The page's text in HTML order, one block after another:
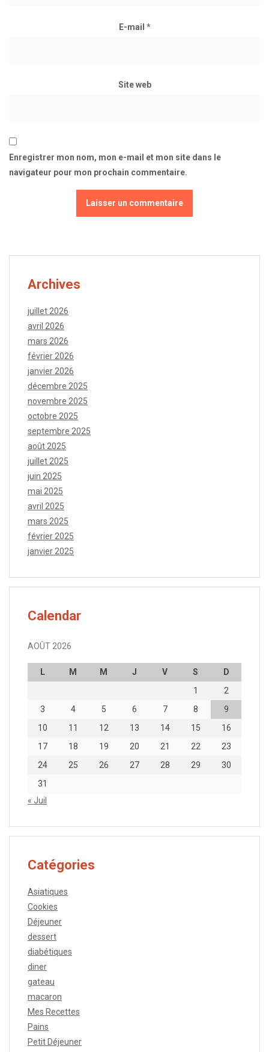
E-mail *
Site web
Enregistrer mon nom, mon e-mail et mon site dans le
navigateur pour mon prochain commentaire.
Archives
juillet 2026
avril 2026
mars 2026
février 2026
janvier 2026
décembre 2025
novembre 2025
octobre 2025
septembre 2025
août 2025
juillet 2025
juin 2025
mai 2025
avril 2025
mars 2025
février 2025
janvier 2025
Calendar
AOÛT 2026
L M M J V S
D
1
2
3
4 5 6 7 8
9
10
11 12 13 14 15
16
17
18 19 20 21 22
23
24
25 26 27 28 29
30
31
« Juil
Catégories
Asiatiques
Cookies
Déjeuner
dessert
diabétiques
diner
gateau
macaron
Mes Recettes
Pains
Petit Déjeuner